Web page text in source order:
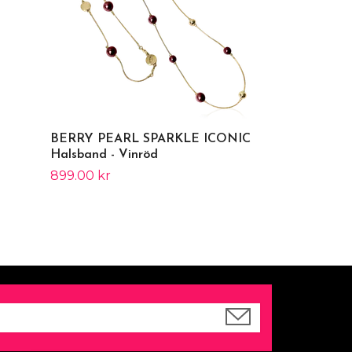
BERRY PEARL SPARKLE ICONIC
Halsband - Vinröd
899.00 kr